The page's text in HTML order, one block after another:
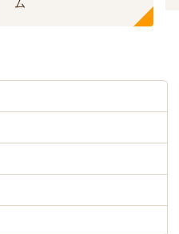
ム